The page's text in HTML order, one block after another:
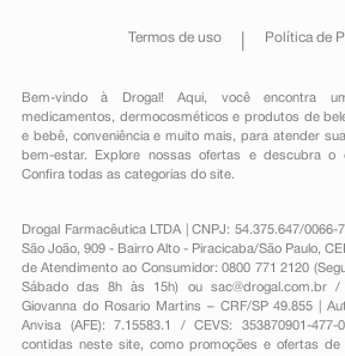
Termos de uso Política de
Bem-vindo à Drogal! Aqui, você encontra
medicamentos , dermocosméticos e produtos de
e bebê, conveniênciae muito mais, para atender
bem-estar. Explore nossas ofertas e descubra o
Confira todas as categorias do site.
Drogal Farmacêutica LTDA | CNPJ: 54.375.647/0066-
São João, 909 - Bairro Alto - Piracicaba/São Paulo,
de Atendimento ao Consumidor: 0800 771 2120
Sábado das 8h às 15h) ou sac@drogal.com.br/
Giovanna do Rosario Martins – CRF/SP 49.855 |
Anvisa (AFE): 7.15583.1 / CEVS: 353870901-477-
contidas neste site, como promoções e ofertas de